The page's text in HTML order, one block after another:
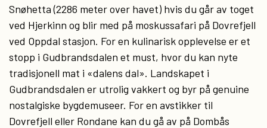
Snøhetta (2286 meter over havet) hvis du går av toget
ved Hjerkinn og blir med på moskussafari på Dovrefjell
ved Oppdal stasjon. For en kulinarisk opplevelse er et
stopp i Gudbrandsdalen et must, hvor du kan nyte
tradisjonell mat i «dalens dal». Landskapet i
Gudbrandsdalen er utrolig vakkert og byr på genuine
nostalgiske bygdemuseer. For en avstikker til
Dovrefjell eller Rondane kan du gå av på Dombås